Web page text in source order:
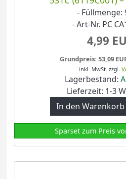
- Füllmenge:
- Art-Nr. PC
4,99
Grundpreis: 53,09
inkl. MwSt. zzgl.
Lagerbestand:
Lieferzeit: 1-3
In den Warenkorb
Sparset zum Preis